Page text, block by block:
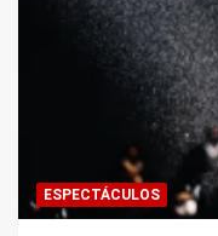
ESPECTÁCULOS